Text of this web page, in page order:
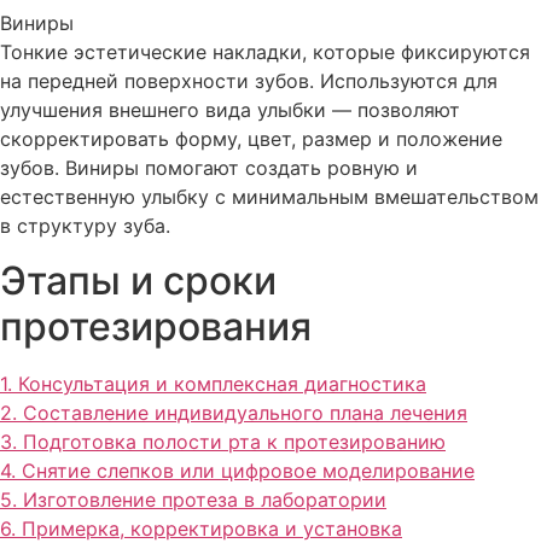
Виниры
Тонкие эстетические накладки, которые фиксируются
на передней поверхности зубов. Используются для
улучшения внешнего вида улыбки — позволяют
скорректировать форму, цвет, размер и положение
зубов. Виниры помогают создать ровную и
естественную улыбку с минимальным вмешательством
в структуру зуба.
Этапы и сроки
протезирования
1. Консультация и комплексная диагностика
2. Составление индивидуального плана лечения
3. Подготовка полости рта к протезированию
4. Снятие слепков или цифровое моделирование
5. Изготовление протеза в лаборатории
6. Примерка, корректировка и установка